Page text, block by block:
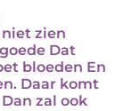
zien
Dat
bloeden En
Daar komt
zal ook